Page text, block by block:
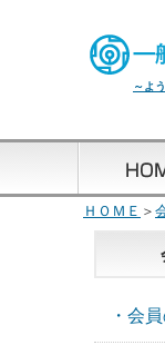
～よ
ＨＯＭＥ ＞
・会